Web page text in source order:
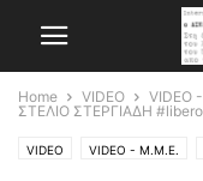
Home VIDEO VIDEO
ΣΤΕΛΙΟ ΣΤΕΡΓΙΑΔΗ
VIDEO VIDEO - Μ.Μ.Ε.